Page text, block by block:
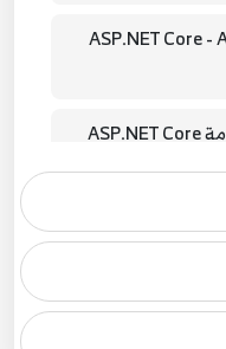
011. 10. خصائص المشروع العامة ASP.NET Core
نضع المصدر الأصلي لكم